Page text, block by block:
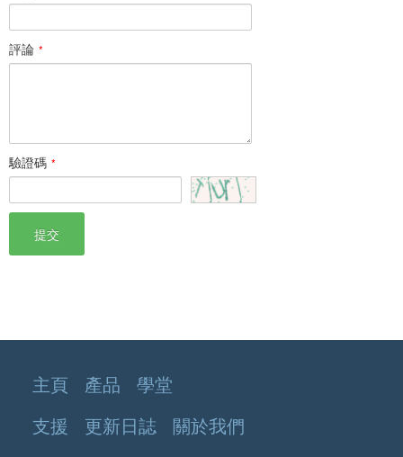
評論 *
驗證碼 *
提交
主頁 產品
學堂
支援
更新日誌 關於我們